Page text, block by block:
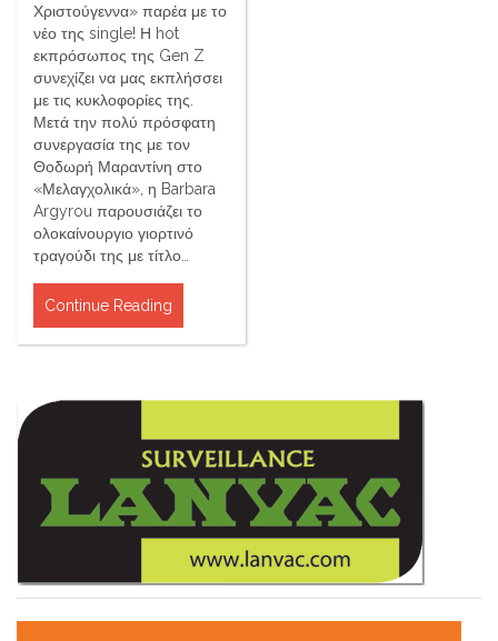
Χριστούγεννα» παρέα με το
νέο της single! Η hot
εκπρόσωπος της Gen Z
συνεχίζει να μας εκπλήσσει
με τις κυκλοφορίες της.
Μετά την πολύ πρόσφατη
συνεργασία της με τον
Θοδωρή Μαραντίνη στο
«Μελαγχολικά», η Barbara
Argyrou παρουσιάζει το
ολοκαίνουργιο γιορτινό
τραγούδι της με τίτλο…
Continue Reading